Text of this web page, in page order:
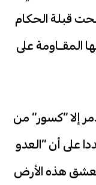
قبلة الحكام
المقـاومة على
إلا “كسور” من
على أن “العدو
هذه الأرض